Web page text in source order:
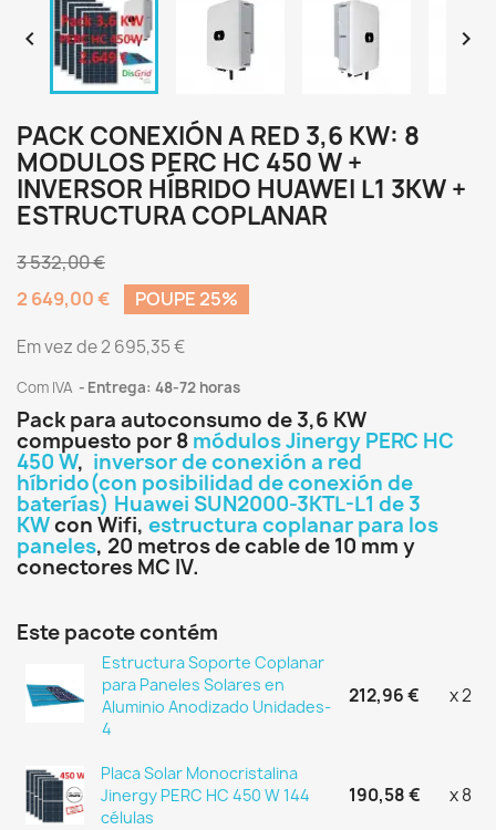
 
PACK CONEXIÓN A RED 3,6 KW: 8
MODULOS PERC HC 450 W +
INVERSOR HÍBRIDO HUAWEI L1 3KW +
ESTRUCTURA COPLANAR
3 532,00 €
2 649,00 €
POUPE 25%
Em vez de 2 695,35 €
Com IVA Entrega: 48-72 horas
Pack para autoconsumo de 3,6 KW
compuesto por 8 módulos Jinergy PERC HC
450 W, inversor de conexión a red
híbrido(con posibilidad de conexión de
baterías) Huawei SUN2000-3KTL-L1 de 3
KWcon Wifi, estructura coplanar para los
paneles, 20 metros de cable de 10 mm y
conectores MC IV.
Este pacote contém
Estructura Soporte Coplanar
para Paneles Solares en
Aluminio Anodizado Unidades-
4
212,96 € x 2
Placa Solar Monocristalina
Jinergy PERC HC 450 W 144
células
190,58 € x 8